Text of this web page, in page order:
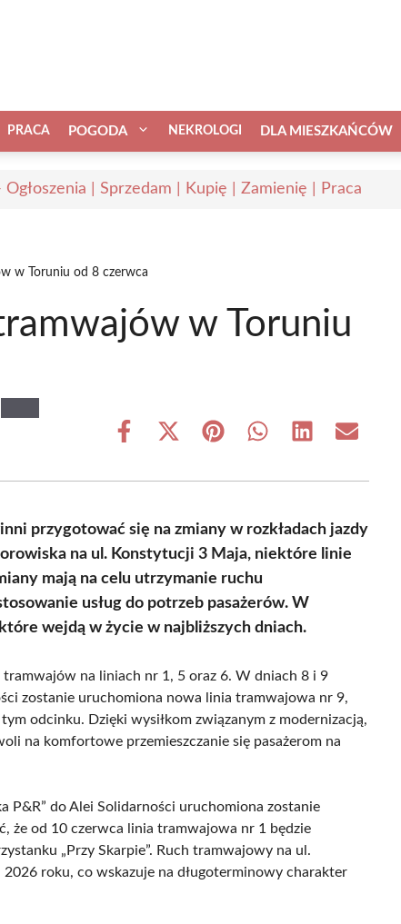
PRACA POGODA NEKROLOGI DLA MIESZKAŃCÓW
Ogłoszenia | Sprzedam | Kupię | Zamienię | Praca
w Toruniu od 8 czerwca
w Toruniu
Share
Share
(Twitter)
Share Share Share Share
przygotować się na zmiany w rozkładach jazdy
na ul. Konstytucji 3 Maja, niektóre linie
mają na celu utrzymanie ruchu
usług do potrzeb pasażerów. W
wejdą w życie w najbliższych dniach.
na liniach nr 1, 5 oraz 6. W dniach 8 i 9
zostanie uruchomiona nowa linia tramwajowa nr 9,
odcinku. Dzięki wysiłkom związanym z modernizacją,
na komfortowe przemieszczanie się pasażerom na
P&R” do Alei Solidarności uruchomiona zostanie
że od 10 czerwca linia tramwajowa nr 1 będzie
„Przy Skarpie”. Ruch tramwajowy na ul.
roku, co wskazuje na długoterminowy charakter